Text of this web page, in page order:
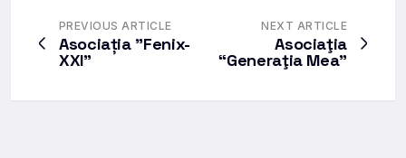
PREVIOUS ARTICLE
Asociația ”Fenix-
XXI”
NEXT ARTICLE
Asociaţia
“Generaţia Mea”